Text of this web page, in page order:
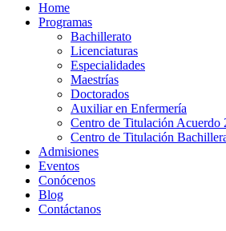
Home
Programas
Bachillerato
Licenciaturas
Especialidades
Maestrías
Doctorados
Auxiliar en Enfermería
Centro de Titulación Acuerdo
Centro de Titulación
Admisiones
Eventos
Conócenos
Blog
Contáctanos